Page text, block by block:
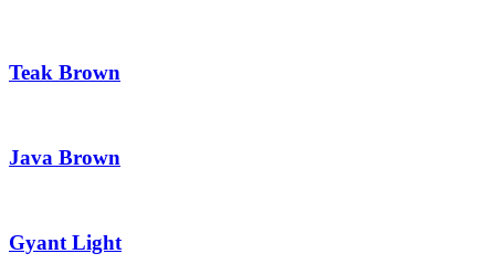
Teak Brown
Java Brown
Gyant Light